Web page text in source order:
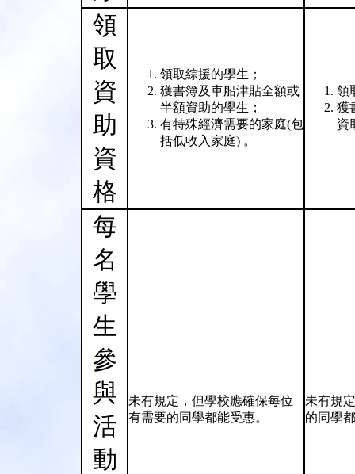
領
取
資
助
資
格
領取綜援的學生；
獲書簿及車船津貼全額或
半額資助的學生；
有特殊經濟需要的家庭(包
括低收入家庭) 。
領
獲
資
每
名
學
生
參
與
活
動
未有規定，但學校應確保每位
有需要的同學都能受惠。
未有規
的同學